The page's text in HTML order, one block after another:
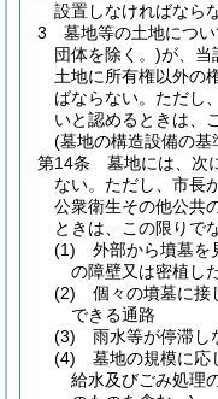
設置しなければなら
3
墓地等の土地につ
団体を除く。)が、当
土地に所有権以外の
ばならない。 ただし
いと認めるときは、
(墓地の構造設備の基
第14条
墓地には、次
ない。 ただし、市長
公衆衛生その他公共
ときは、この限りで
(1)
外部から墳墓を
の障壁又は密植し
(2)
個々の墳墓に接
できる通路
(3)
雨水等が停滞し
(4)
墓地の規模に応
給水及びごみ処理